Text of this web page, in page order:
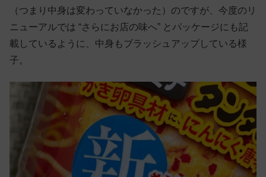
（つまり中身は変わっていなかった）のですが、今度のリ
ニューアルでは “さらにお店の味へ” とパッケージにも記
載しているように、中身もブラッシュアップしている様
子。